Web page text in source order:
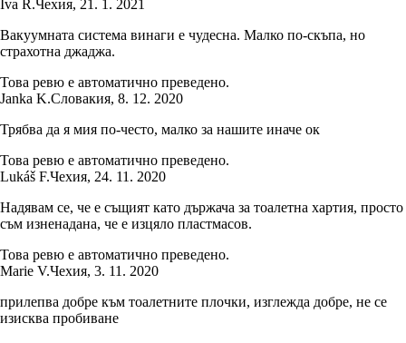
Iva Ř.Чехия, 21. 1. 2021
Вакуумната система винаги е чудесна. Малко по-скъпа, но
страхотна джаджа.
Това ревю е автоматично преведено.
Janka K.Словакия, 8. 12. 2020
Трябва да я мия по-често, малко за нашите иначе ок
Това ревю е автоматично преведено.
Lukáš F.Чехия, 24. 11. 2020
Надявам се, че е същият като държача за тоалетна хартия, просто
съм изненадана, че е изцяло пластмасов.
Това ревю е автоматично преведено.
Marie V.Чехия, 3. 11. 2020
прилепва добре към тоалетните плочки, изглежда добре, не се
изисква пробиване